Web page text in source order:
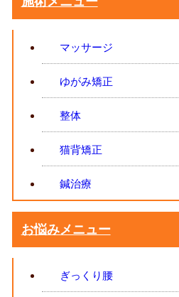
マッサージ
ゆがみ矯正
整体
猫背矯正
鍼治療
お悩みメニュー
ぎっくり腰